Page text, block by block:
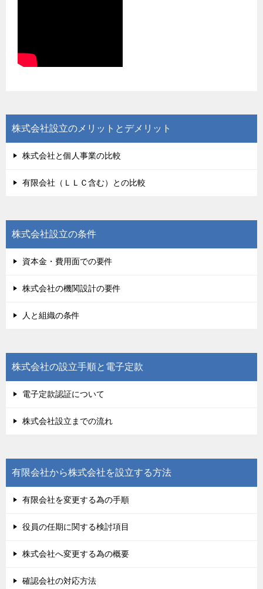
株式会社設立のメリットとデメリット
株式会社と個人事業の比較
有限会社（ＬＬＣ含む）との比較
株式会社設立の条件
資本金・費用面での要件
株式会社の機関設計の要件
人と組織の条件
株式会社の設立手順と電子定款
電子定款認証について
株式会社設立までの流れ
有限会社から株式会社を設立する方法
有限会社を変更する為の手順
役員の任期に関する検討項目
株式会社へ変更する為の概要
確認会社の対応方法